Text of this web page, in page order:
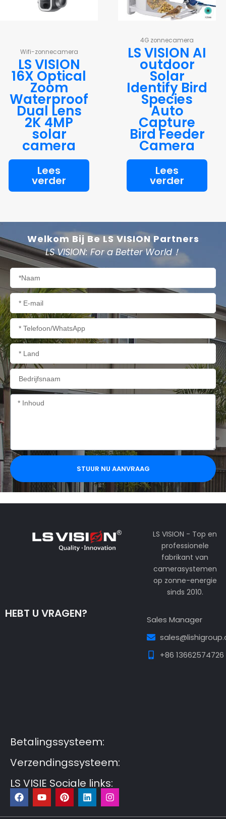
Wifi-zonnecamera
LS VISION
16X Optical
Zoom
Waterproof
Dual Lens
2K 4MP
solar
camera
Lees
verder
4G zonnecamera
LS VISION AI
outdoor
Solar
Identify Bird
Species
Auto
Capture
Bird Feeder
Camera
Lees
verder
Welkom Bij Be LS VISION Partners
LS VISION: For a Better World！
Naam
E-
mail
Telefoon/WhatsApp
Land
Bedrijfsnaam
Inhoud
STUUR NU AANVRAAG
LS VISION - Top en
professionele
fabrikant van
camerasystemen
op zonne-energie
sinds 2010.
HEBT U VRAGEN?
Sales Manager
+86 13662574726
Betalingssysteem:
Verzendingssysteem:
LS VISIE Sociale links:
F
a
c
Y
o
u
P
i
n
L
i
n
I
n
s